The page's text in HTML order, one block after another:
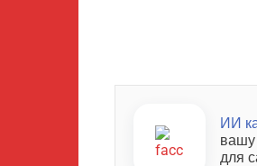
ИИ
вашу
для